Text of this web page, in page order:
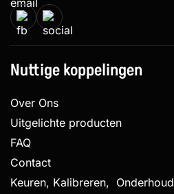
Nuttige koppelingen
Over Ons
Uitgelichte producten
FAQ
Contact
Keuren, Kalibreren, Onderhoud